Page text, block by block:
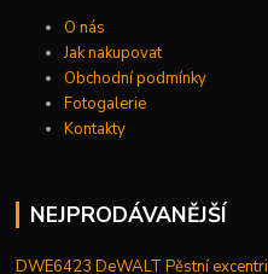
O nás
Jak nakupovat
Obchodní podmínky
Fotogalerie
Kontakty
NEJPRODÁVANĚJŠÍ
DWE6423 DeWALT Pěstní